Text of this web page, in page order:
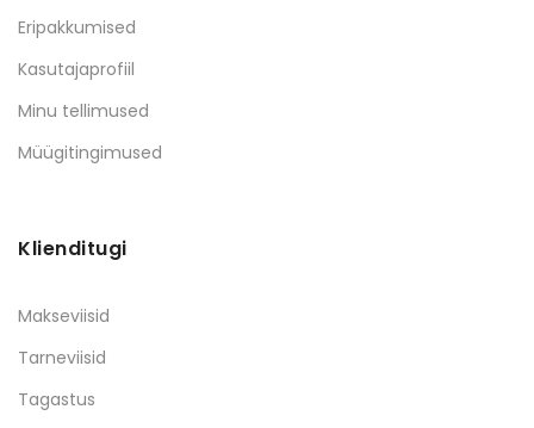
Eripakkumised
Kasutajaprofiil
Minu tellimused
Müügitingimused
Klienditugi
Makseviisid
Tarneviisid
Tagastus